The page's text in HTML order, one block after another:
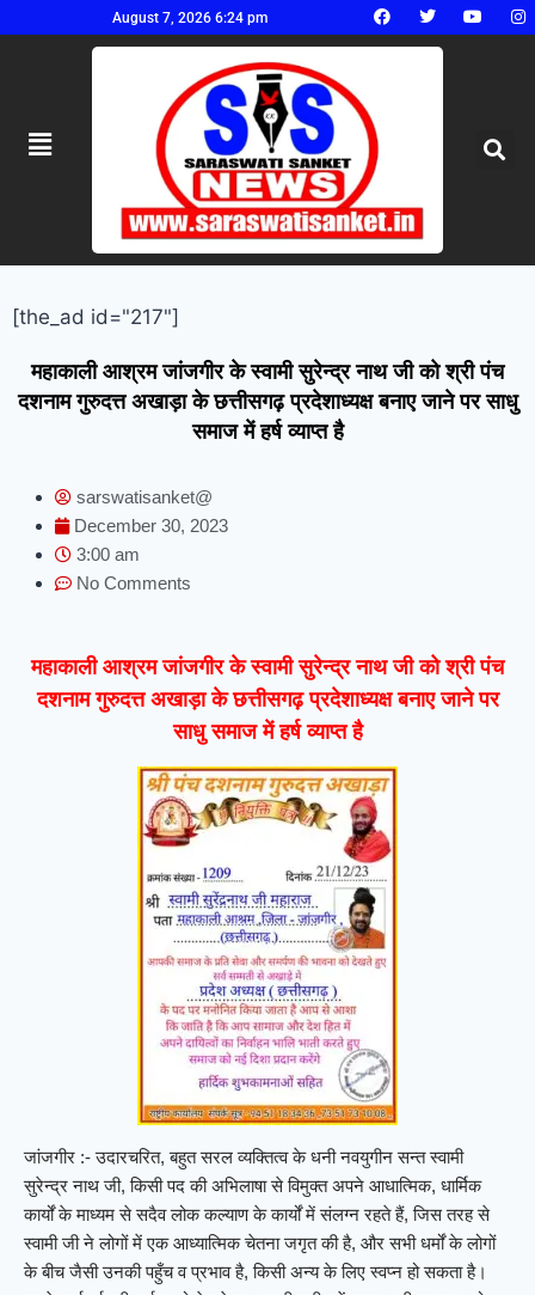
August 7, 2026 6:24 pm
[the_ad id="217"]
महाकाली आश्रम जांजगीर के स्वामी सुरेन्द्र नाथ जी को श्री पंच
दशनाम गुरुदत्त अखाड़ा के छत्तीसगढ़ प्रदेशाध्यक्ष बनाए जाने पर साधु
समाज में हर्ष व्याप्त है
sarswatisanket@
December 30, 2023
3:00 am
No Comments
महाकाली आश्रम जांजगीर के स्वामी सुरेन्द्र नाथ जी को श्री पंच
दशनाम गुरुदत्त अखाड़ा के छत्तीसगढ़ प्रदेशाध्यक्ष बनाए जाने पर
साधु समाज में हर्ष व्याप्त है
जांजगीर :- उदारचरित, बहुत सरल व्यक्तित्व के धनी नवयुगीन सन्त स्वामी
सुरेन्द्र नाथ जी, किसी पद की अभिलाषा से विमुक्त अपने आधात्मिक, धार्मिक
कार्यों के माध्यम से सदैव लोक कल्याण के कार्यों में संलग्न रहते हैं, जिस तरह से
स्वामी जी ने लोगों में एक आध्यात्मिक चेतना जगृत की है, और सभी धर्मों के लोगों
के बीच जैसी उनकी पहुँच व प्रभाव है, किसी अन्य के लिए स्वप्न हो सकता है।